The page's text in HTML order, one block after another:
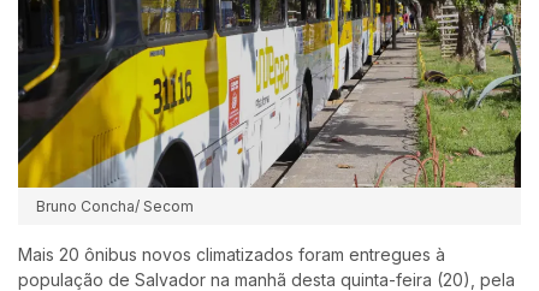
Bruno Concha/ Secom
Mais 20 ônibus novos climatizados foram entregues à
população de Salvador na manhã desta quinta-feira (20), pela